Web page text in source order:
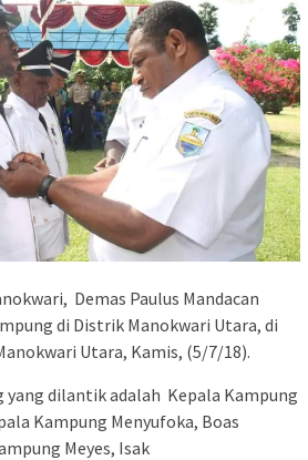
Demas Paulus Mandacan
di Distrik Manokwari Utara, di
Utara, Kamis, (5/7/18).
yang dilantik adalah Kepala Kampung
Kampung Menyufoka, Boas
Meyes, Isak